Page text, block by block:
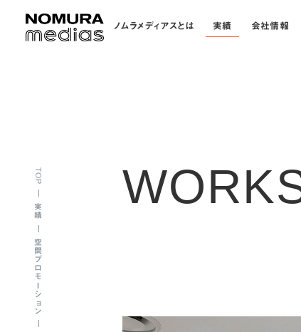
ノムラメディアスとは 実績 会社情報
TOP
実績
空間プロモーション